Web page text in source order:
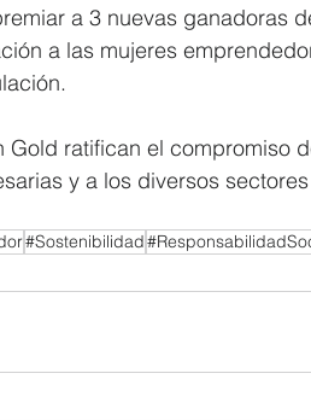
a 3 nuevas ganadoras
a las mujeres
Gold ratifican el compromiso
y a los diversos
#Sostenibilidad